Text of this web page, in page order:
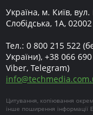
Україна, м. Київ,
Слобідська, 1А, 02002
Тел.: 0 800 215 522
України), +38 066
Viber, Telegram)
info@
Цитування, копіювання
інше поширення інформації